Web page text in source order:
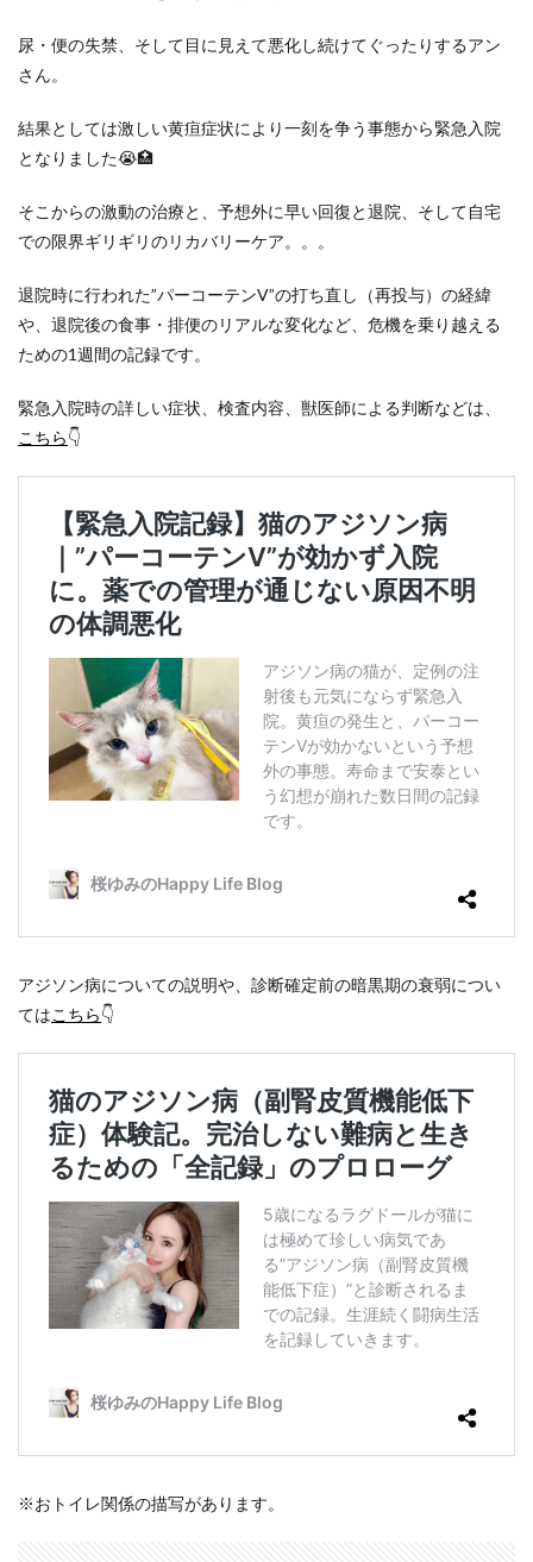
尿・便の失禁、そして目に見えて悪化し続けてぐったりするアン
さん。
結果としては激しい黄疸症状により一刻を争う事態から緊急入院
となりました😭🏥
そこからの激動の治療と、予想外に早い回復と退院、そして自宅
での限界ギリギリのリカバリーケア。。。
退院時に行われた”パーコーテンV”の打ち直し（再投与）の経緯
や、退院後の食事・排便のリアルな変化など、危機を乗り越える
ための1週間の記録です。
緊急入院時の詳しい症状、検査内容、獣医師による判断などは、
こちら👇
アジソン病についての説明や、診断確定前の暗黒期の衰弱につい
てはこちら👇
※おトイレ関係の描写があります。